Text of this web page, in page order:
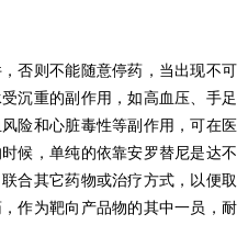
否则不能随意停药，当出现不可
沉重的副作用，如高血压、手足
险和心脏毒性等副作用，可在医
候，单纯的依靠安罗替尼是达不
合其它药物或治疗方式，以便取
作为靶向产品物的其中一员，耐